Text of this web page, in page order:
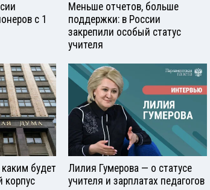
с 1
Меньше отчетов, больше
поддержки: в России
закрепили особый статус
учителя
будет
корпус
Лилия Гумерова — о статусе
учителя и зарплатах педагогов